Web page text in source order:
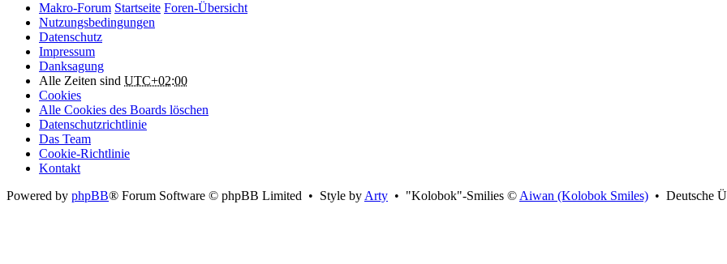
Makro-Forum Startseite Foren-Übersicht
Nutzungsbedingungen
Datenschutz
Impressum
Danksagung
Alle Zeiten sind UTC+02:00
Cookies
Alle Cookies des Boards löschen
Datenschutzrichtlinie
Das Team
Cookie-Richtlinie
Kontakt
Powered by phpBB® Forum Software © phpBB Limited • Style byArty • "Kolobok"-Smilies ©Aiwan (Kolobok Smiles) • Deutsche